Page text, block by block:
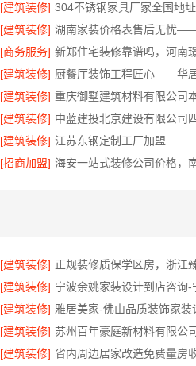
[建筑装修]
[建筑装修]
[商务服务]
[建筑装修] 厨餐厅装饰工程匠心——华
[建筑装修]
[建筑装修]
[建筑装修] 江苏东钢定制工厂加盟
[招商加盟]
[建筑装修]
[建筑装修]
[建筑装修]
[建筑装修]
[建筑装修]